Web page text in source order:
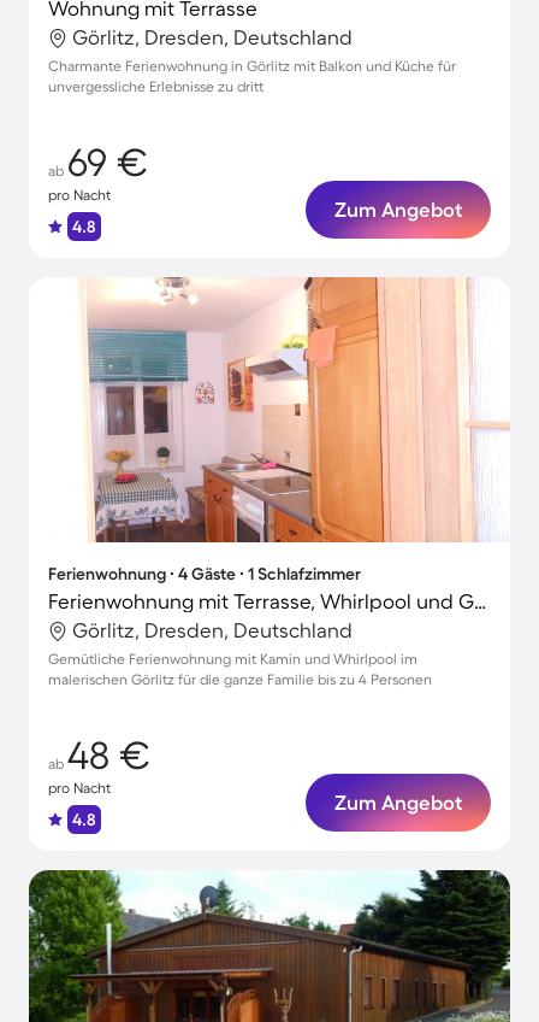
Wohnung mit Terrasse
Görlitz, Dresden, Deutschland
Charmante Ferienwohnung in Görlitz mit Balkon und Küche für
unvergessliche Erlebnisse zu dritt
ab 69 €
pro Nacht
4.8
Zum Angebot
Ferienwohnung ∙ 4 Gäste ∙ 1 Schlafzimmer
Ferienwohnung mit Terrasse, Whirlpool und Garten | Stadtblick
Görlitz, Dresden, Deutschland
Gemütliche Ferienwohnung mit Kamin und Whirlpool im
malerischen Görlitz für die ganze Familie bis zu 4 Personen
ab 48 €
pro Nacht
4.8
Zum Angebot